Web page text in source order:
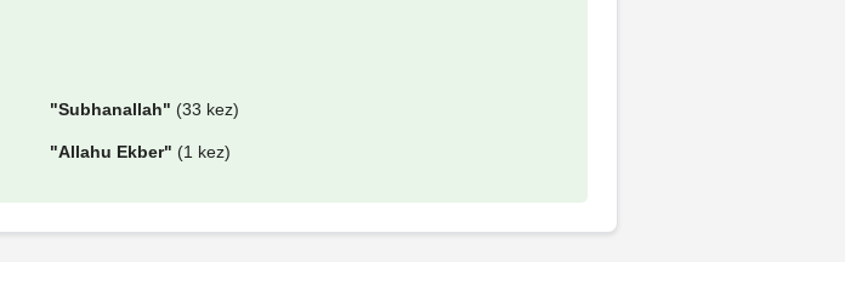
"Subhanallah" (33 kez)
"Allahu Ekber" (1 kez)